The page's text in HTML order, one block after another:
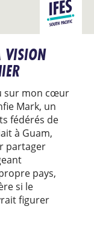
SUD
VISION
sur mon cœur
Mark, un
fédérés de
à Guam,
partager
pays,
si le
figurer